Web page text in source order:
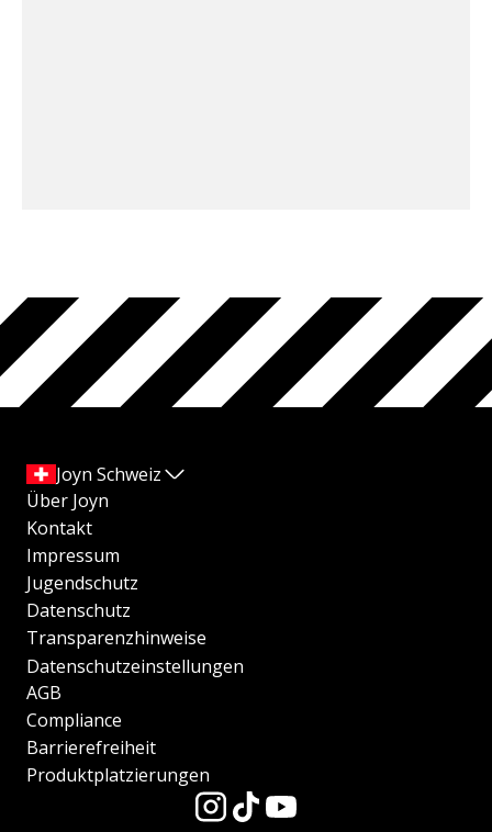
Joyn Schweiz
Über Joyn
Kontakt
Impressum
Jugendschutz
Datenschutz
Transparenzhinweise
Datenschutzeinstellungen
AGB
Compliance
Barrierefreiheit
Produktplatzierungen